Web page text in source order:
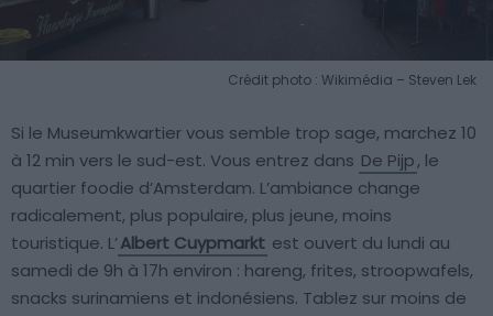
Crédit photo : Wikimédia – Steven Lek
Si le Museumkwartier vous semble trop sage, marchez 10
à 12 min vers le sud-est. Vous entrez dans De Pijp, le
quartier foodie d’Amsterdam. L’ambiance change
radicalement, plus populaire, plus jeune, moins
touristique. L’Albert Cuypmarkt est ouvert du lundi au
samedi de 9h à 17h environ : hareng, frites, stroopwafels,
snacks surinamiens et indonésiens. Tablez sur moins de